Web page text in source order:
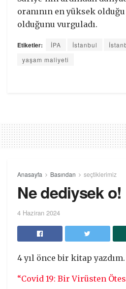
oranının en yüksek
olduğunu vurguladı.
Etiketler: İPA İstanbul
yaşam maliyeti
Anasayfa Basından seçtiklerimiz
Ne dediysek o!
4 Haziran 2024
4 yıl önce bir kitap yazdım.
“Covid 19: Bir Virüsten